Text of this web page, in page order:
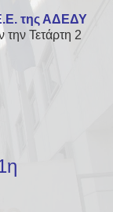
της ΑΔΕΔΥ
την Τετάρτη 2